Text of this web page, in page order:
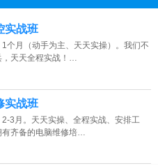
实战班
个月（动手为主、天天实操）。我们不
，天天全程实战！…
实战班
3月。天天实操、全程实战、安排工
齐备的电脑维修培…